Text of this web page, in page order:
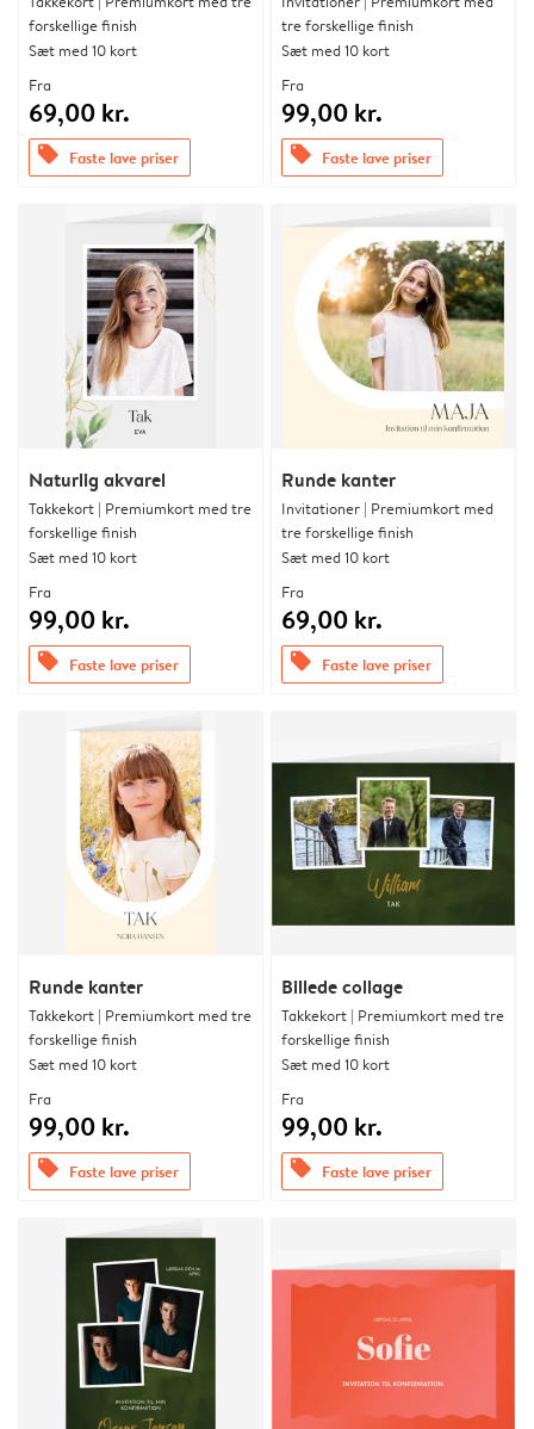
forskellige finish
Sæt med 10 kort
Fra
69,00 kr.
offers Faste lave priser
tre forskellige finish
Sæt med 10 kort
Fra
99,00 kr.
offers Faste lave priser
Naturlig akvarel
Takkekort | Premiumkort med tre
forskellige finish
Sæt med 10 kort
Fra
99,00 kr.
offers Faste lave priser
Runde kanter
Invitationer | Premiumkort med
tre forskellige finish
Sæt med 10 kort
Fra
69,00 kr.
offers Faste lave priser
Runde kanter
Takkekort | Premiumkort med tre
forskellige finish
Sæt med 10 kort
Fra
99,00 kr.
offers Faste lave priser
Billede collage
Takkekort | Premiumkort med tre
forskellige finish
Sæt med 10 kort
Fra
99,00 kr.
offers Faste lave priser